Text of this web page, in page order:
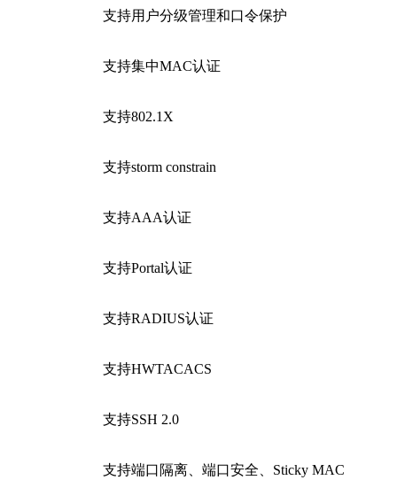
支持用户分级管理和口令保护
支持集中MAC认证
支持802.1X
支持storm constrain
支持AAA认证
支持Portal认证
支持RADIUS认证
支持HWTACACS
支持SSH 2.0
支持端口隔离、端口安全、Sticky MAC